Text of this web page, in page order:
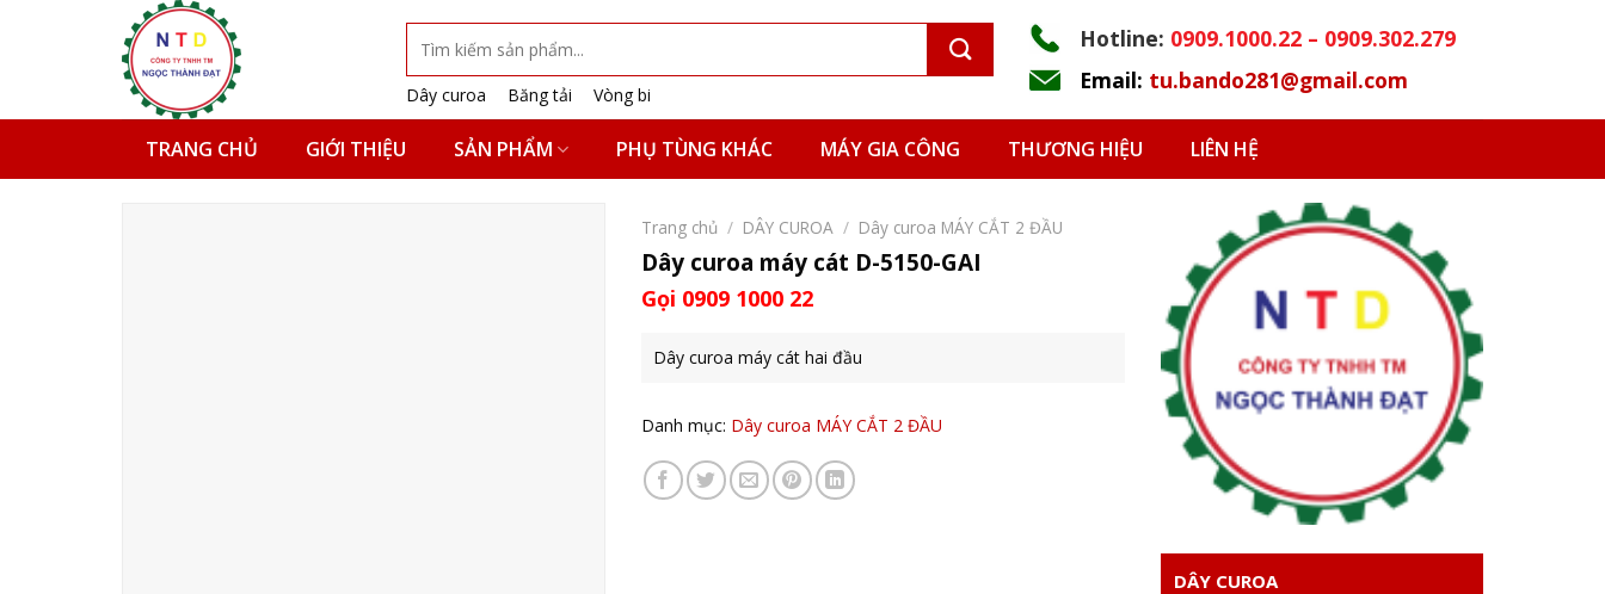
kiếm:
Dây curoa
Băng tải Vòng bi
Hotline: 0909.1000.22 – 0909.302.279
Email: tu.bando281@gmail.com
TRANG CHỦ GIỚI THIỆU SẢN PHẨM PHỤ TÙNG KHÁC MÁY GIA CÔNG THƯƠNG HIỆU LIÊN HỆ
DÂY CUROA
Trang chủ / DÂY CUROA / Dây curoa MÁY CẮT 2 ĐẦU
Dây curoa máy cát D-5150-GAI
Gọi 0909 1000 22
Dây curoa máy cát hai đầu
Danh mục: Dây curoa MÁY CẮT 2 ĐẦU